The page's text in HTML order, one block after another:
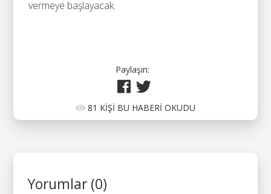
vermeye başlayacak.
Paylaşın:
81 KİŞİ BU HABERİ OKUDU
Yorumlar (0)